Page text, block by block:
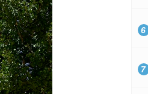
6
7